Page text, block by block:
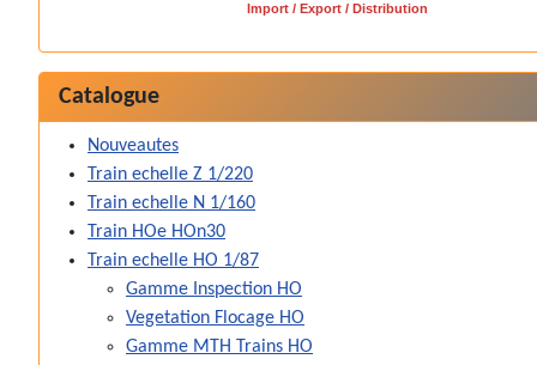
Import / Export / Distribution
Catalogue
Nouveautes
Train echelle Z 1/220
Train echelle N 1/160
Train HOe HOn30
Train echelle HO 1/87
Gamme Inspection HO
Vegetation Flocage HO
Gamme MTH Trains HO